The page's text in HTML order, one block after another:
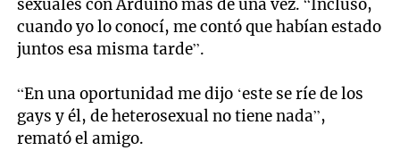
sexuales con Arduino más de una vez. “Incluso,
cuando yo lo conocí, me contó que habían estado
juntos esa misma tarde”.
“En una oportunidad me dijo ‘este se ríe de los
gays y él, de heterosexual no tiene nada”,
remató el amigo.